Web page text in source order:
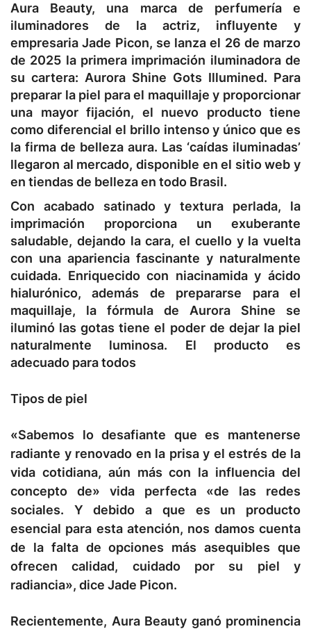
Aura Beauty, una marca de perfumería e
iluminadores de la actriz, influyente y
empresaria Jade Picon, se lanza el 26 de marzo
de 2025 la primera imprimación iluminadora de
su cartera: Aurora Shine Gots Illumined. Para
preparar la piel para el maquillaje y proporcionar
una mayor fijación, el nuevo producto tiene
como diferencial el brillo intenso y único que es
la firma de belleza aura. Las ‘caídas iluminadas’
llegaron al mercado, disponible en el sitio web y
en tiendas de belleza en todo Brasil.
Con acabado satinado y textura perlada, la
imprimación proporciona un exuberante
saludable, dejando la cara, el cuello y la vuelta
con una apariencia fascinante y naturalmente
cuidada. Enriquecido con niacinamida y ácido
hialurónico, además de prepararse para el
maquillaje, la fórmula de Aurora Shine se
iluminó las gotas tiene el poder de dejar la piel
naturalmente luminosa. El producto es
adecuado para todos
Tipos de piel
«Sabemos lo desafiante que es mantenerse
radiante y renovado en la prisa y el estrés de la
vida cotidiana, aún más con la influencia del
concepto de» vida perfecta «de las redes
sociales. Y debido a que es un producto
esencial para esta atención, nos damos cuenta
de la falta de opciones más asequibles que
ofrecen calidad, cuidado por su piel y
radiancia», dice Jade Picon.
Recientemente, Aura Beauty ganó prominencia